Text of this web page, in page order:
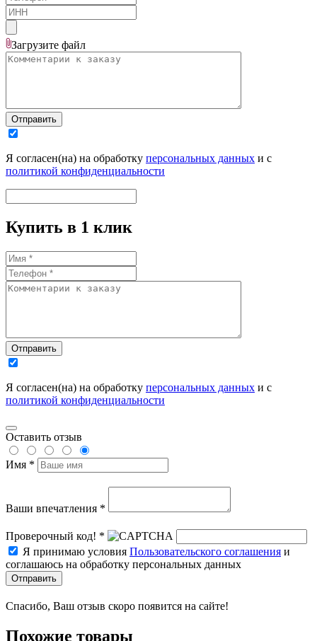
Загрузите файл
Отправить
Я согласен(на) на обработку персональных данных и с
политикой конфиденциальности
Купить в 1 клик
Отправить
Я согласен(на) на обработку персональных данных и с
политикой конфиденциальности
Оставить отзыв
Имя *
Ваши впечатления *
Проверочный код! *
Я принимаю условия Пользовательского соглашения и
соглашаюсь на обработку персональных данных
Отправить
Спасибо, Ваш отзыв скоро появится на сайте!
Похожие товары